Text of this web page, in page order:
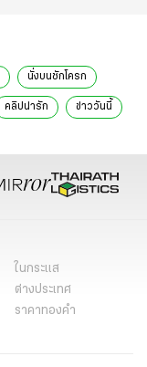
นั่งบนชักโครก
คลิปน่ารัก ข่าววันนี้
ในกระแส
ต่างประเทศ
ราคาทองคำ